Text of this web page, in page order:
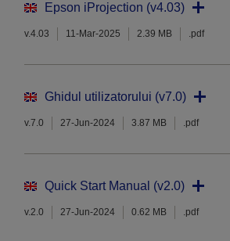
Epson iProjection (v4.03)
v.4.03 11-Mar-2025 2.39 MB .pdf
Ghidul utilizatorului (v7.0)
v.7.0 27-Jun-2024 3.87 MB .pdf
Quick Start Manual (v2.0)
v.2.0 27-Jun-2024 0.62 MB .pdf